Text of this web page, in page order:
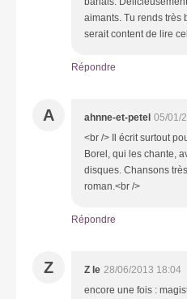
aimants. Tu rends très
serait content de lire
Répondre
A ahnne-et-petel 05/01/
<br /> Il écrit surtout
Borel, qui les chante,
disques. Chansons
roman.<br />
Répondre
Z Z le 28/06/2013 18:04
encore une fois :